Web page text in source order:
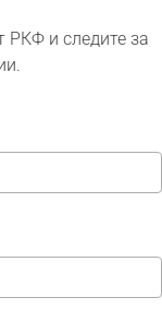
РКФ и следите за